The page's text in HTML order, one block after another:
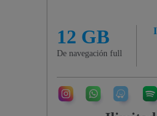
12 GB
De navegación full